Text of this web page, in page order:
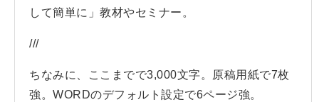
して簡単に」教材やセミナー。
///
ちなみに、ここまでで3,000文字。原稿用紙で7枚
強。WORDのデフォルト設定で6ページ強。